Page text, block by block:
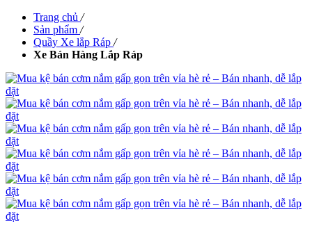
Trang chủ /
Sản phẩm /
Quầy Xe lắp Ráp /
Xe Bán Hàng Lắp Ráp